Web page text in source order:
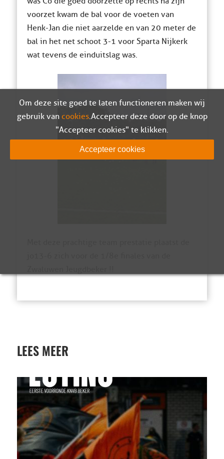
voorzet kwam de bal voor de voeten van
Henk-Jan die niet aarzelde en van 20 meter de
bal in het net schoot 3-1 voor Sparta Nijkerk
wat tevens de einduitslag was.
LEES MEER
Om deze site goed te laten functioneren maken wij
gebruik van cookies. Accepteer deze door op de knop
"Accepteer cookies" te klikken.
Accepteer cookies